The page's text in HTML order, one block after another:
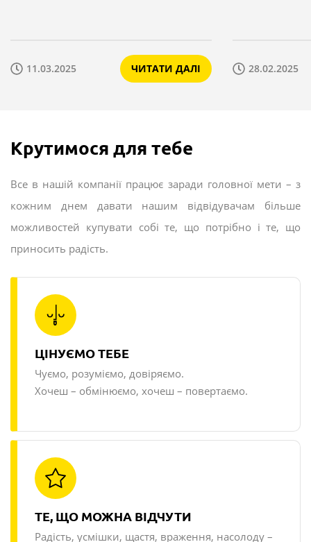
Завжди відкриті до нових можливостей, знайомств та співпраці.
11.03.2025 ЧИТАТИ ДАЛІ 28.02.2025
Крутимося для тебе
Все в нашій компанії працює заради головної мети – з
кожним днем давати нашим відвідувачам більше
можливостей купувати собіте, що потрібно і те, що
приносить радість.
ЦІНУЄМО ТЕБЕ
Чуємо, розуміємо, довіряємо.
Хочеш – обмінюємо, хочеш – повертаємо.
ТЕ, ЩО МОЖНА ВІДЧУТИ
Радість, усмішки, щастя, враження, насолоду –